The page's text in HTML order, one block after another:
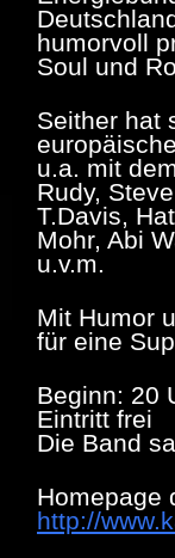
humorvoll
Soul und
Seither hat
u.a. mit
Rudy,
T.Davis,
Mohr, Abi
u.v.m.
Mit Humor
für eine
Beginn: 20
Eintritt frei
Die Band
Homepage
http://